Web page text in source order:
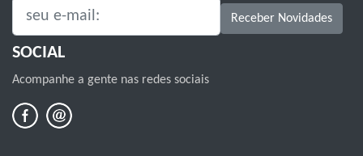
SEU E-MAIL: Receber Novidades
SOCIAL
Acompanhe a gente nas redes sociais